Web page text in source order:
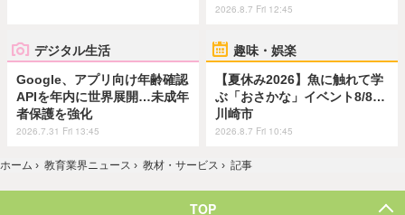
2026.8.7 Fri 12:45
デジタル生活
Google、アプリ向け年齢確認
APIを年内に世界展開…未成年
者保護を強化
2026.7.31 Fri 13:45
趣味・娯楽
【夏休み2026】魚に触れて学
ぶ「おさかな」イベント8/8…
川崎市
2026.8.7 Fri 10:45
ホーム › 教育業界ニュース › 教材・サービス › 記事
TOP